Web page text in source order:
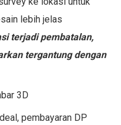
lebih jelas
terjadi pembatalan,
tergantung dengan
3D
pembayaran DP